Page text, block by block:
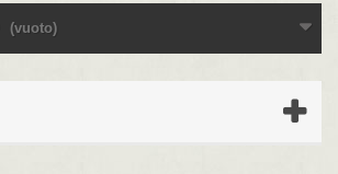
(vuoto)